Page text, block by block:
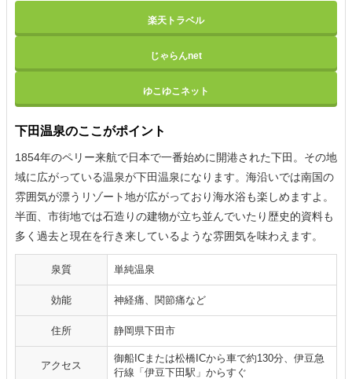
楽天トラベル
じゃらんnet
ゆこゆこネット
下田温泉のここがポイント
1854年のペリー来航で日本で一番始めに開港された下田。その地
域に広がっている温泉が下田温泉になります。海沿いでは南国の
雰囲気が漂うリゾート地が広がっており海水浴も楽しめますよ。
半面、市街地では石造りの建物が立ち並んでいたり歴史的資料も
多く過去と現在を行き来しているような雰囲気を味わえます。
泉質 単純温泉
効能 神経痛、関節痛など
住所 静岡県下田市
アクセス
御船ICまたは松橋ICから車で約130分、伊豆急
行線「伊豆下田駅」からすぐ